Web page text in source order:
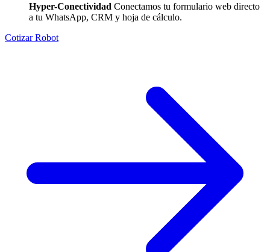
Hyper-Conectividad Conectamos tu formulario web directo
a tu WhatsApp, CRM y hoja de cálculo.
Cotizar Robot